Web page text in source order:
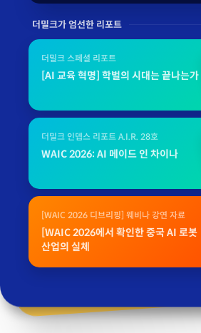
더밀크가 엄선한 리포트
더밀크 스페셜 리포트
[AI 교육 혁명] 학벌의 시대는 끝나는가
더밀크 인뎁스 리포트 A.I.R. 28호
WAIC 2026: AI 메이드 인 차이나
[WAIC 2026 디브리핑] 웨비나 강연 자료
[WAIC 2026에서 확인한 중국 AI 로봇
산업의 실체